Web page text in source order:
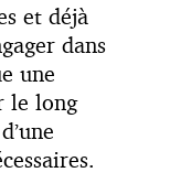
et déjà
dans
une
le long